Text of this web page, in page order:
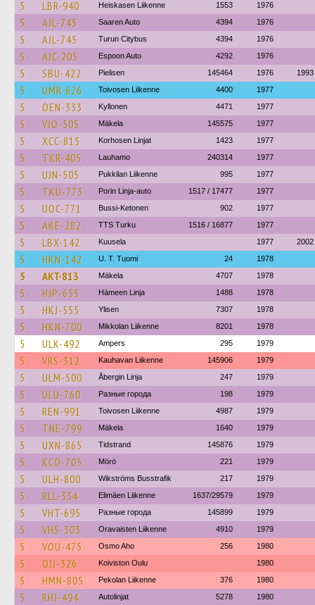
5 LBR-940 Heiskasen Liikenne 1553 1976
5 AJL-745 Saaren Auto 4394 1976
5 AJL-745 Turun Citybus 4394 1976
5 AJC-205 Espoon Auto 4292 1976
5 SBU-422 Pielisen 145464 1976 1993
5 UMR-626 Toivosen Liikenne 4400 1977
5 OEN-333 Kyllonen 4471 1977
5 VJO-505 Mäkela 145575 1977
5 XCC-815 Korhosen Linjat 1423 1977
5 TKR-405 Lauhamo 240314 1977
5 UJN-505 Pukkilan Liikenne 995 1977
5 TKU-773 Porin Linja-auto 1517 / 17477 1977
5 UOC-771 Bussi-Ketonen 902 1977
5 AKE-282 TTS Turku 1516 / 16877 1977
5 LBX-142 Kuusela 1977 2002
5 HKN-142 U. T. Tuomi 24 1978
5 AKT-813 Mäkela 4707 1978
5 HJP-655 Hämeen Linja 1488 1978
5 HKJ-555 Ylisen 7307 1978
5 HKN-700 Mikkolan Liikenne 8201 1978
5 ULK-492 Ampers 295 1979
5 VRS-312 Kauhavan Liikenne 145906 1979
5 ULM-500 Åbergin Linja 247 1979
5 ULU-760 Разные города 198 1979
5 REN-991 Toivosen Liikenne 4987 1979
5 TNE-799 Mäkela 1640 1979
5 UXN-865 Tidstrand 145876 1979
5 KCO-705 Mörö 221 1979
5 ULH-800 Wikströms Busstrafik 217 1979
5 RLL-334 Elimäen Liikenne 1637/29579 1979
5 VHT-695 Разные города 145899 1979
5 VHS-303 Oravaisten Liikenne 4910 1979
5 VOU-475 Osmo Aho 256 1980
5 OJJ-326 Koiviston Oulu 1980
5 HMN-805 Pekolan Liikenne 376 1980
5 RHJ-494 Autolinjat 5278 1980